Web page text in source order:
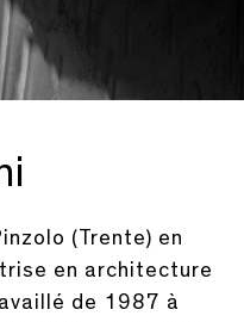
(Trente) en
en architecture
de 1987 à